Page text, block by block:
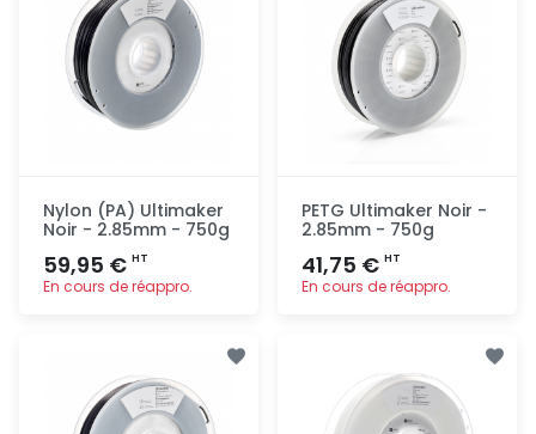
Nylon (PA) Ultimaker
Noir - 2.85mm - 750g
59,95 € HT
En cours de réappro.
PETG Ultimaker Noir -
2.85mm - 750g
41,75 € HT
En cours de réappro.